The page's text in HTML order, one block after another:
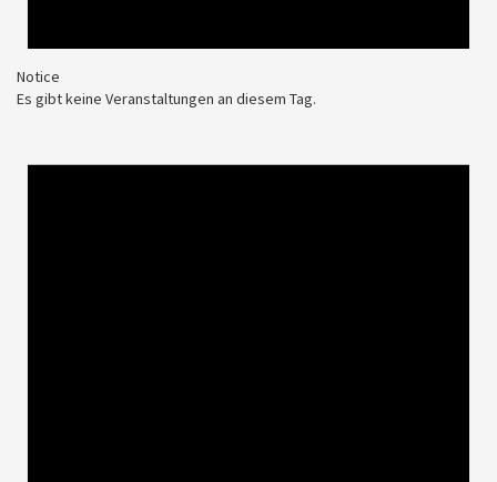
Notice
Es gibt keine Veranstaltungen an diesem Tag.